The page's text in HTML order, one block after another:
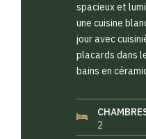
spacieux et
une cuisine
jour avec
placards dans
bains en
2